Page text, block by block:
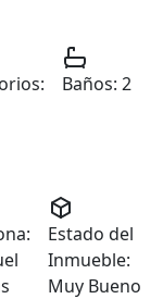
Baños: 2
Estado del
Inmueble:
Muy Bueno